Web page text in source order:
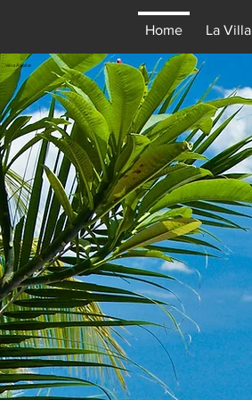
Home La Villa
Villa Awalie